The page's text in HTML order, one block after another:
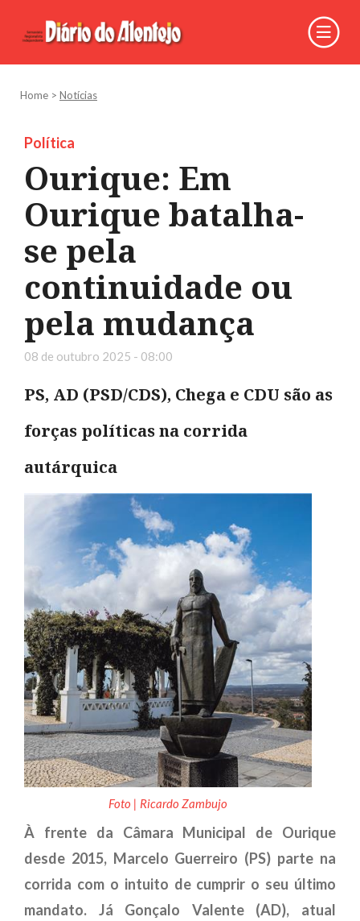
Home > Notícias
Política
Ourique: Em
Ourique batalha-
se pela
continuidade ou
pela mudança
08 de outubro 2025 - 08:00
PS, AD (PSD/CDS), Chega e CDU são as
forças políticas na corrida
autárquica
Foto | Ricardo Zambujo
À frente da Câmara Municipal de Ourique
desde 2015, Marcelo Guerreiro (PS) parte na
corrida com o intuito de cumprir o seu último
mandato. Já Gonçalo Valente (AD), atual